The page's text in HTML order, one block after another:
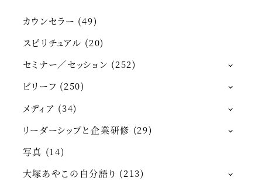
カウンセラー (49)
スピリチュアル (20)
セミナー／セッション (252)
ビリーフ (250)
メディア (34)
リーダーシップと企業研修 (29)
写真 (14)
大塚あやこの自分語り (213)